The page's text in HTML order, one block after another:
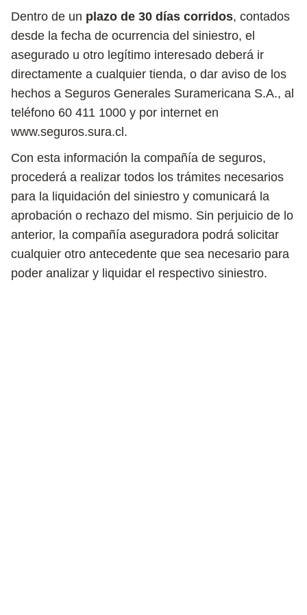
Dentro de un plazo de 30 días corridos, contados
desde la fecha de ocurrencia del siniestro, el
asegurado u otro legítimo interesado deberá ir
directamente a cualquier tienda, o dar aviso de los
hechos a Seguros Generales Suramericana S.A., al
teléfono 60 411 1000 y por internet en
www.seguros.sura.cl.
Con esta información la compañía de seguros,
procederá a realizar todos los trámites necesarios
para la liquidación del siniestro y comunicará la
aprobación o rechazo del mismo. Sin perjuicio de lo
anterior, la compañía aseguradora podrá solicitar
cualquier otro antecedente que sea necesario para
poder analizar y liquidar el respectivo siniestro.